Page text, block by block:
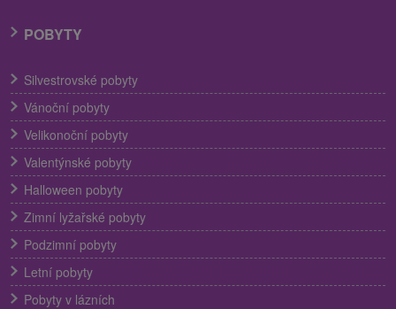
POBYTY
Silvestrovské pobyty
Vánoční pobyty
Velikonoční pobyty
Valentýnské pobyty
Halloween pobyty
Zimní lyžařské pobyty
Podzimní pobyty
Letní pobyty
Pobyty v lázních